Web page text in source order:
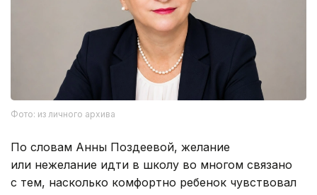
Фото: из личного архива
По словам Анны Поздеевой, желание
или нежелание идти в школу во многом связано
с тем, насколько комфортно ребенок чувствовал